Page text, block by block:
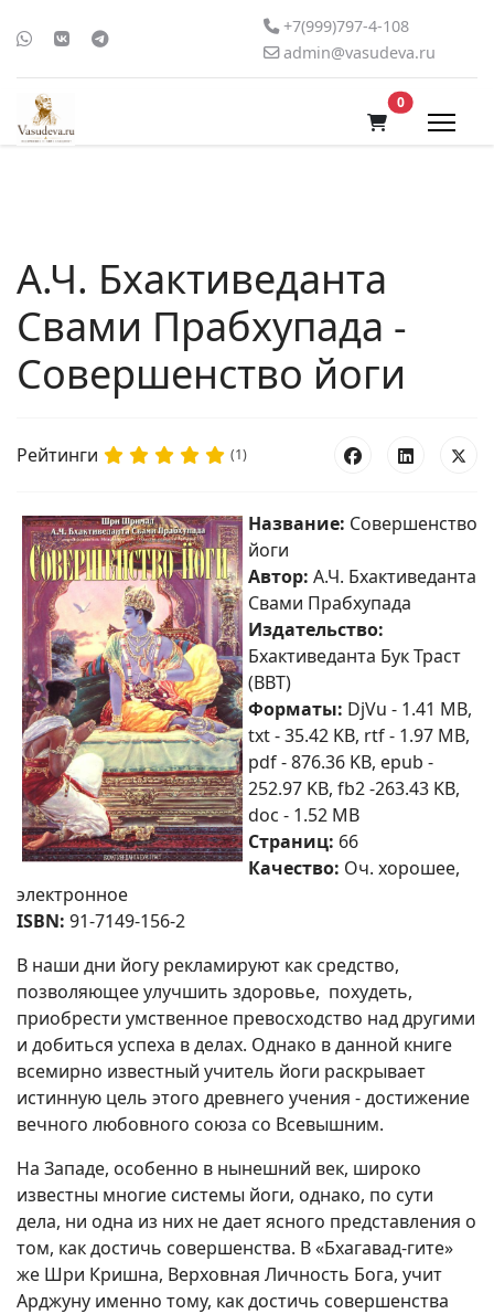
+7(999)797-4-108
admin@vasudeva.ru
0В корзину
А.Ч. Бхактиведанта
Свами Прабхупада -
Совершенство йоги
Рейтинги (1)
Название: Совершенство
йоги
Автор: А.Ч. Бхактиведанта
Свами Прабхупада
Издательство:
Бхактиведанта Бук Траст
(BBT)
Форматы: DjVu - 1.41 MB,
txt - 35.42 KB, rtf - 1.97 MB,
pdf - 876.36 KB, epub -
252.97 KB, fb2 -263.43 KB,
doc - 1.52 MB
Страниц: 66
Качество: Оч. хорошее,
электронное
ISBN: 91-7149-156-2
В наши дни йогу рекламируют как средство,
позволяющее улучшить здоровье, похудеть,
приобрести умственное превосходство над другими
и добиться успеха в делах. Однако в данной книге
всемирно известный учитель йоги раскрывает
истинную цель этого древнего учения - достижение
вечного любовного союза со Всевышним.
На Западе, особенно в нынешний век, широко
известны многие системы йоги, однако, по сути
дела, ни одна из них не дает ясного представления о
том, как достичь совершенства. В «Бхагавад-гите»
же Шри Кришна, Верховная Личность Бога, учит
Арджуну именно тому, как достичь совершенства